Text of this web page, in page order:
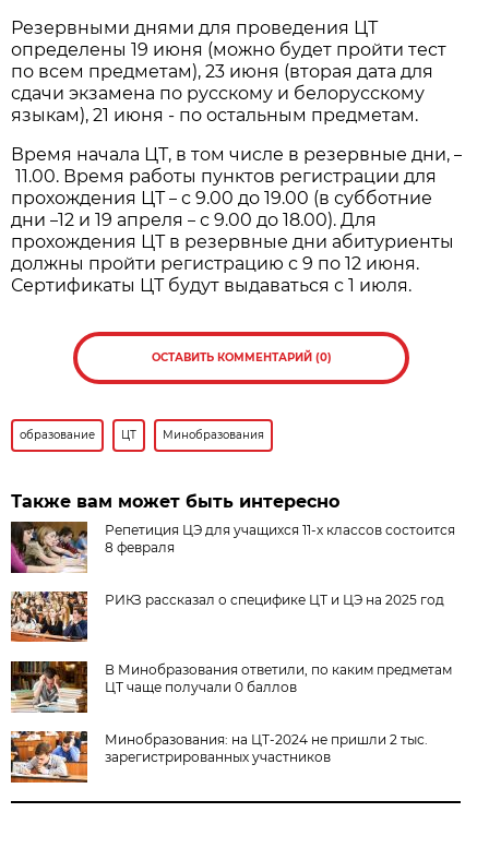
Резервными днями для проведения ЦТ
определены 19 июня (можно будет пройти тест
по всем предметам), 23 июня (вторая дата для
сдачи экзамена по русскому и белорусскому
языкам), 21 июня - по остальным предметам.
Время начала ЦТ, в том числе в резервные дни,–
11.00. Время работы пунктов регистрации для
прохождения ЦТ– с 9.00 до 19.00 (в субботние
дни–12 и 19 апреля– с 9.00 до 18.00). Для
прохождения ЦТ в резервные дни абитуриенты
должны пройти регистрацию с 9 по 12 июня.
Сертификаты ЦТ будут выдаваться с 1 июля.
ОСТАВИТЬ КОММЕНТАРИЙ (0)
образование ЦТ Минобразования
Также вам может быть интересно
Репетиция ЦЭ для учащихся 11-х классов состоится
8 февраля
РИКЗ рассказал о специфике ЦТ и ЦЭ на 2025 год
В Минобразования ответили, по каким предметам
ЦТ чаще получали 0 баллов
Минобразования: на ЦТ-2024 не пришли 2 тыс.
зарегистрированных участников